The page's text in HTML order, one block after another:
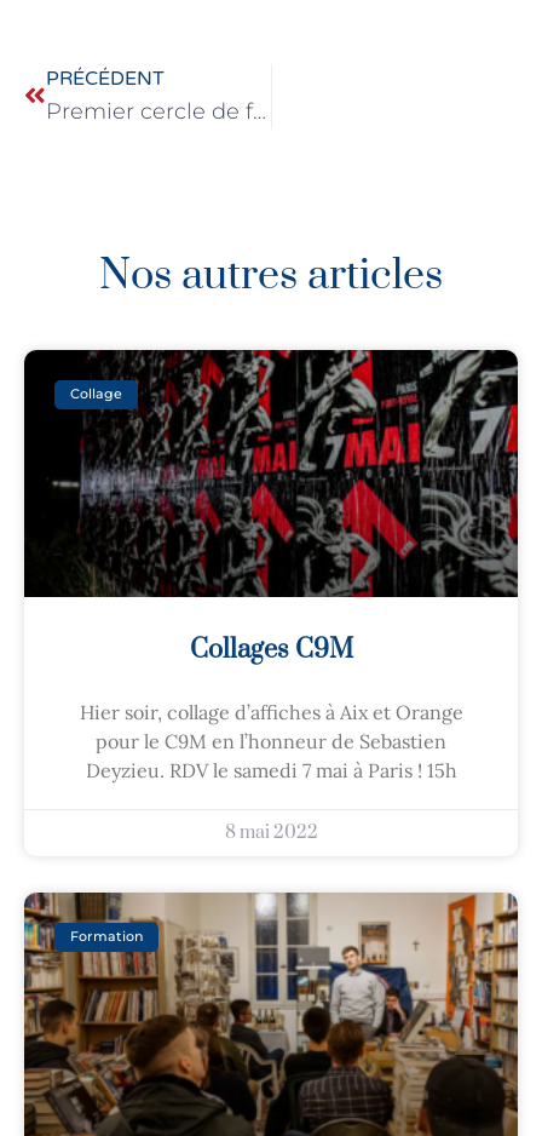
PRÉCÉDENT
Premier cercle de formation à Orange
Nos autres articles
Collage
Collages C9M
Hier soir, collage d’affiches à Aix et Orange
pour le C9M en l’honneur de Sebastien
Deyzieu. RDV le samedi 7 mai à Paris ! 15h
8 mai 2022
Formation